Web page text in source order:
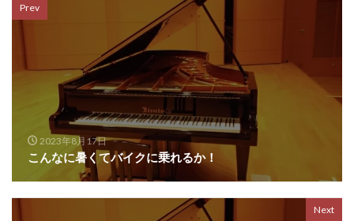
Prev
2023年8月17日
こんなに暑くてバイクに乗れるか！
Next